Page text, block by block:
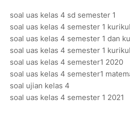
soal uas kelas 4 sd semester 1
soal uas kelas 4 semester 1
soal uas kelas 4 semester 1 dan
soal uas kelas 4 semester 1
soal uas kelas 4 semester1 2020
soal uas kelas 4 semester1
soal ujian kelas 4
soal uas kelas 4 semester 1 2021